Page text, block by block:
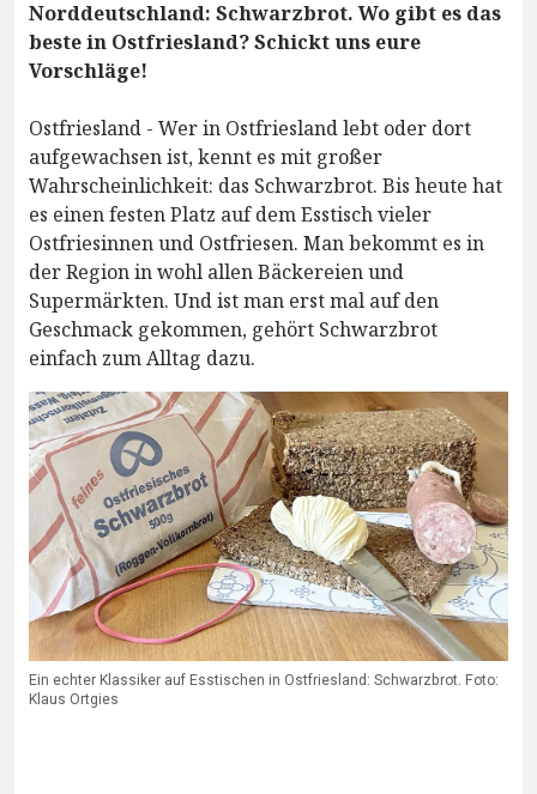
Norddeutschland: Schwarzbrot. Wo gibt es das
beste in Ostfriesland? Schickt uns eure
Vorschläge!
Ostfriesland - Wer in Ostfriesland lebt oder dort
aufgewachsen ist, kennt es mit großer
Wahrscheinlichkeit: das Schwarzbrot. Bis heute hat
es einen festen Platz auf dem Esstisch vieler
Ostfriesinnen und Ostfriesen. Man bekommt es in
der Region in wohl allen Bäckereien und
Supermärkten. Und ist man erst mal auf den
Geschmack gekommen, gehört Schwarzbrot
einfach zum Alltag dazu.
Ein echter Klassiker auf Esstischen in Ostfriesland: Schwarzbrot. Foto:
Klaus Ortgies